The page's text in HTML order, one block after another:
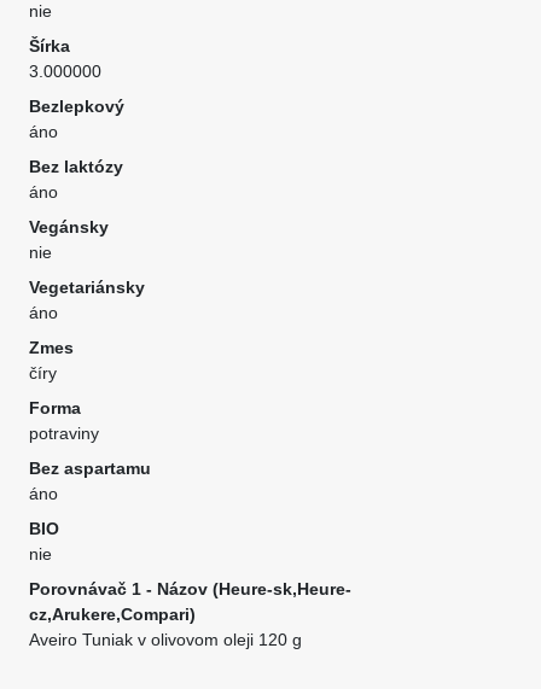
nie
Šírka
3.000000
Bezlepkový
áno
Bez laktózy
áno
Vegánsky
nie
Vegetariánsky
áno
Zmes
číry
Forma
potraviny
Bez aspartamu
áno
BIO
nie
Porovnávač 1 - Názov (Heure-sk,Heure-
cz,Arukere,Compari)
Aveiro Tuniak v olivovom oleji 120 g